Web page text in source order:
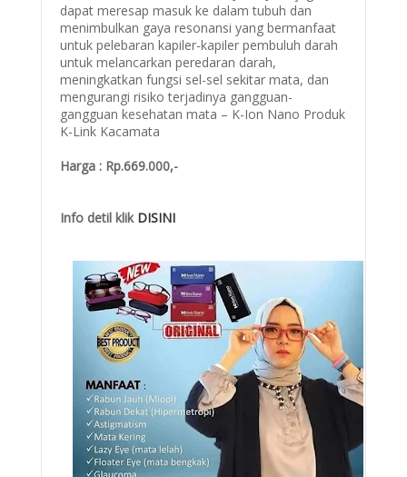
dapat meresap masuk ke dalam tubuh dan
menimbulkan gaya resonansi yang bermanfaat
untuk pelebaran kapiler-kapiler pembuluh darah
untuk melancarkan peredaran darah,
meningkatkan fungsi sel-sel sekitar mata, dan
mengurangi risiko terjadinya gangguan-
gangguan kesehatan mata – K-Ion Nano Produk
K-Link Kacamata
Harga : Rp.669.000,-
Info detil klik DISINI